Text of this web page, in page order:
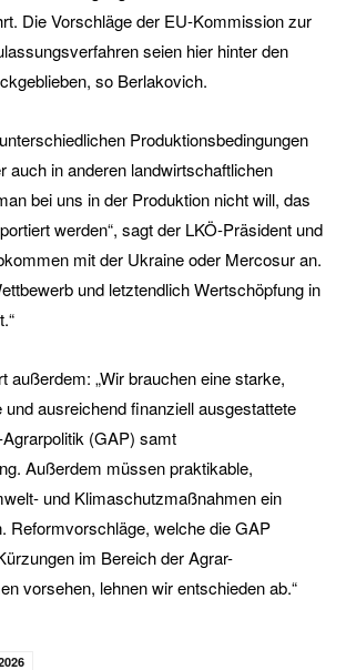
Die Vorschläge der EU-Kommission zur
seien hier hinter den
so Berlakovich.
Produktionsbedingungen
auch in anderen landwirtschaftlichen
bei uns in der Produktion nicht will, das
werden“, sagt der LKÖ-Präsident und
mit der Ukraine oder Mercosur an.
und letztendlich Wertschöpfung in
außerdem: „Wir brauchen eine starke,
ausreichend finanziell ausgestattete
(GAP) samt
Außerdem müssen praktikable,
und Klimaschutzmaßnahmen ein
Reformvorschläge, welche die GAP
im Bereich der Agrar-
vorsehen, lehnen wir entschieden ab.“